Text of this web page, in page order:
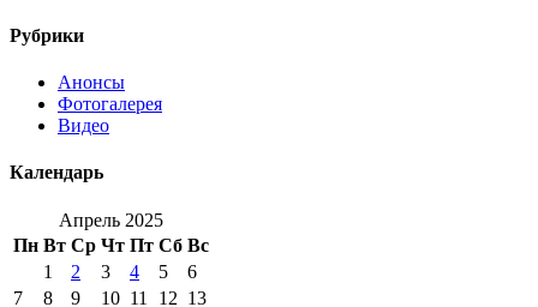
Рубрики
Анонсы
Фотогалерея
Видео
Календарь
Апрель 2025
Пн Вт Ср Чт Пт Сб Вс
1
2 3 4 5
6
7
8 9 10 11 12 13